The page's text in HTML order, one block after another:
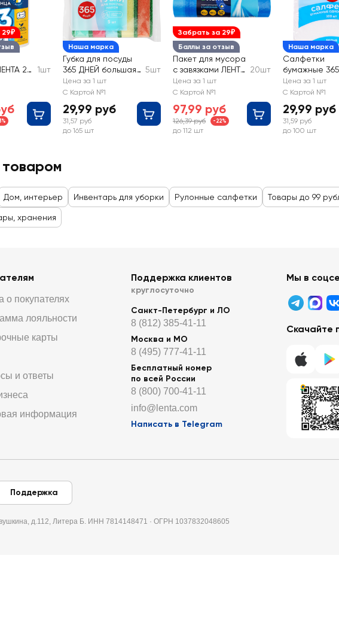
29₽
2
1шт
Наша марка
Губка для посуды
365 ДНЕЙ большая
9х6,3х2,5см
5шт
Цена за 1 шт
С Картой №1
29,99 руб
31,57 руб
до 165 шт
Забрать за 29₽
Баллы за отзыв
Пакет для мусора
с завязками ЛЕНТА
60л 60х70см
20шт
Цена за 1 шт
С Картой №1
97,99 руб
126,39 руб -22%
до 112 шт
Наша марка
Салфетки
бумажные 365
ДНЕЙ 1 слой
24x24см
Цена за 1 шт
С Картой №1
29,99 руб
31,59 руб
до 100 шт
товаром
Дом, интерьер Инвентарь для уборки Рулонные салфетки Товары до 99
хранения
о покупателях
лояльности
карты
и ответы
информация
Поддержка клиентов
круглосуточно
Санкт-Петербург и ЛО
8 (812) 385-41-11
Москва и МО
8 (495) 777-41-11
Бесплатный номер
по всей России
8 (800) 700-41-11
info@lenta.com
Написать в Telegram
Мы в
Скачайте
Поддержка
д.112, Литера Б. ИНН 7814148471 · ОГРН 1037832048605